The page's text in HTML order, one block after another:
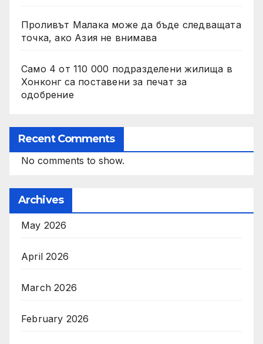
Проливът Малака може да бъде следващата
точка, ако Азия не внимава
Само 4 от 110 000 подразделени жилища в
Хонконг са поставени за печат за
одобрение
Recent Comments
No comments to show.
Archives
May 2026
April 2026
March 2026
February 2026